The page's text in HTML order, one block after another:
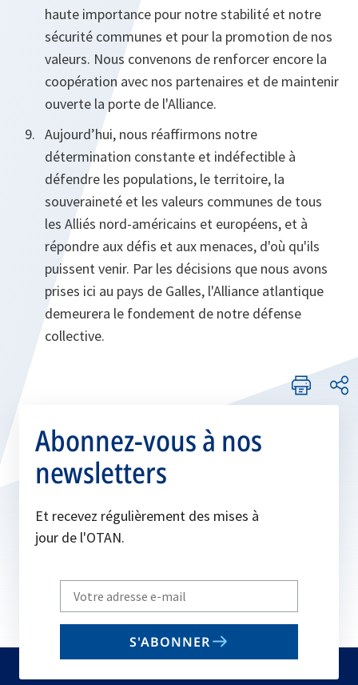
haute importance pour notre stabilité et notre
sécurité communes et pour la promotion de nos
valeurs. Nous convenons de renforcer encore la
coopération avec nos partenaires et de maintenir
ouverte la porte de l'Alliance.
Aujourd’hui, nous réaffirmons notre
détermination constante et indéfectible à
défendre les populations, le territoire, la
souveraineté et les valeurs communes de tous
les Alliés nord-américains et européens, et à
répondre aux défis et aux menaces, d'où qu'ils
puissent venir. Par les décisions que nous avons
prises ici au pays de Galles, l'Alliance atlantique
demeurera le fondement de notre défense
collective.
Abonnez-vous à nos
newsletters
Et recevez régulièrement des mises à
jour de l'OTAN.
Write
your
email
S'ABONNER